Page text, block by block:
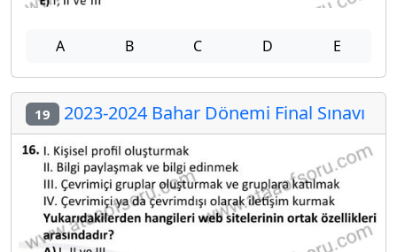
A B C D E
19 2023-2024 Bahar Dönemi Final Sınavı